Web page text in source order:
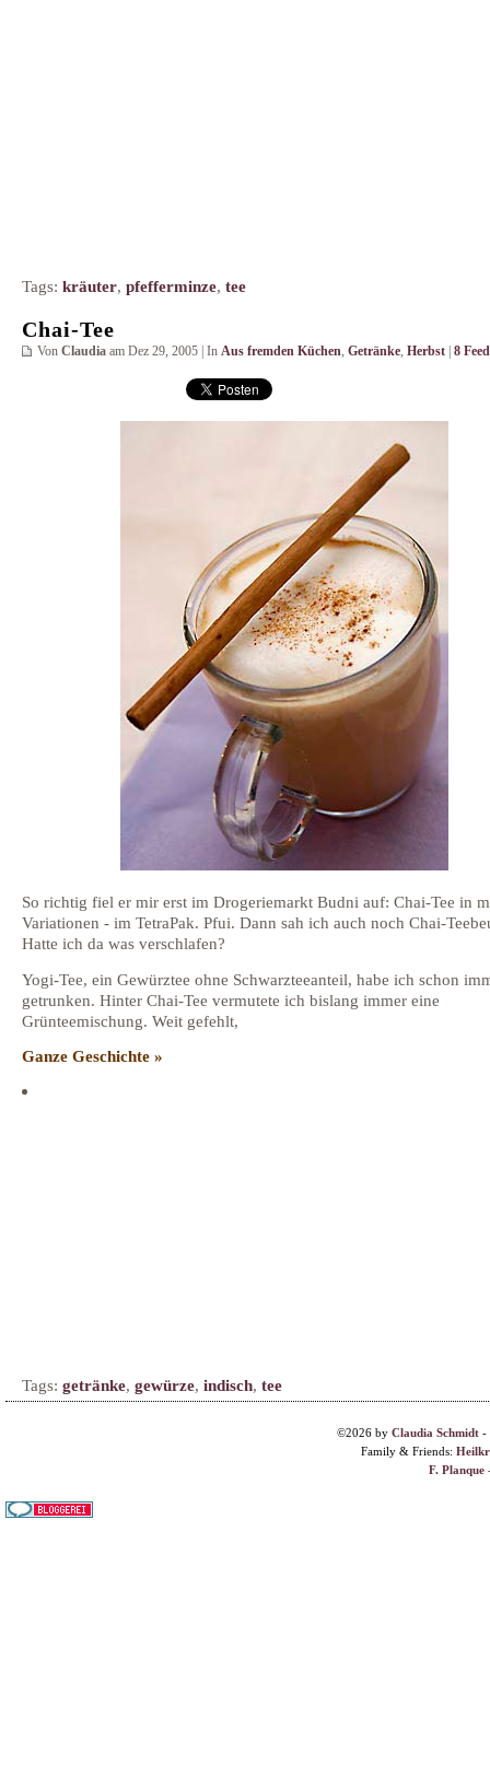
Tags: kräuter, pfefferminze, tee
Chai-Tee
Von Claudia am Dez 29, 2005 | In Aus fremden Küchen, Getränke, Herbst 8
So richtig fiel er mir erst im Drogeriemarkt Budni auf: Chai-Tee in
Variationen - im TetraPak. Pfui. Dann sah ich auch noch Chai-
Hatte ich da was verschlafen?
Yogi-Tee, ein Gewürztee ohne Schwarzteeanteil, habe ich schon
getrunken. Hinter Chai-Tee vermutete ich bislang immer eine
Grünteemischung. Weit gefehlt,
Ganze Geschichte »
Tags: getränke, gewürze, indisch, tee
©2026 by Claudia Schmidt -
Family & Friends:
F. Planque